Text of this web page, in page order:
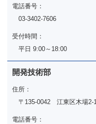
電話番号：
03-3402-7606
受付時間：
平日 9:00～18:00
開発技術部
住所：
〒135-0042 江東区木場
電話番号：